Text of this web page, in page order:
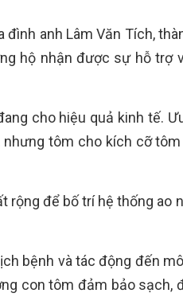
anh Lâm Văn Tích,
hộ nhận được sự hỗ trợ
cho hiệu quả kinh tế.
tôm cho kích cỡ
rộng để bố trí hệ thống ao
bệnh và tác động đến
con tôm đảm bảo sạch,